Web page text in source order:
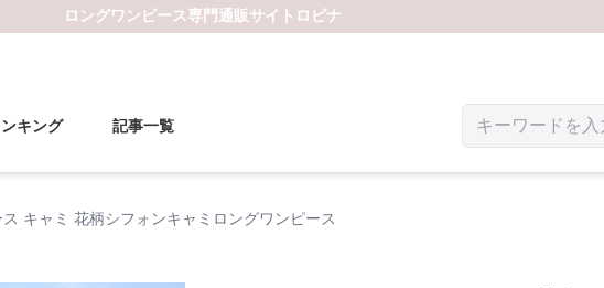
ロングワンピース専門通販サイト ロピナ
キング 記事一覧
キャミ 花柄シフォンキャミロングワンピース